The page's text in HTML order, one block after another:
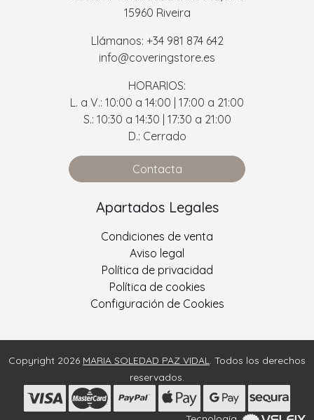
15960 Riveira
Llámanos: +34 981 874 642
info@coveringstore.es
HORARIOS:
L. a V.: 10:00 a 14:00 | 17:00 a 21:00
S.: 10:30 a 14:30 | 17:30 a 21:00
D.: Cerrado
Contacta
Apartados Legales
Condiciones de venta
Aviso legal
Política de privacidad
Política de cookies
Configuración de Cookies
Copyright 2026 MARIA SOLEDAD PAZ VIDAL
. Todos los derechos
reservados.